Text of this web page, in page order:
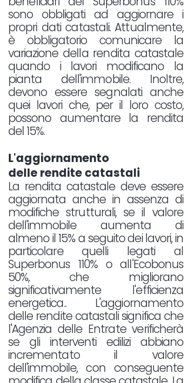
sono obbligati ad aggiornare i
propri dati catastali. Attualmente,
è obbligatorio comunicare la
variazione della rendita catastale
quando i lavori modificano la
pianta dell'immobile. Inoltre,
devono essere segnalati anche
quei lavori che, per il loro costo,
possono aumentare la rendita
del 15%.
L'aggiornamento
delle rendite catastali
La rendita catastale deve essere
aggiornata anche in assenza di
modifiche strutturali, se il valore
dell'immobile aumenta di
almeno il 15% a seguito dei lavori, in
particolare quelli legati al
Superbonus 110% o all'Ecobonus
50%, che migliorano
significativamente l'efficienza
energetica.. L'aggiornamento
delle rendite catastali significa che
l'Agenzia delle Entrate verificherà
se gli interventi edilizi abbiano
incrementato il valore
dell'immobile, con conseguente